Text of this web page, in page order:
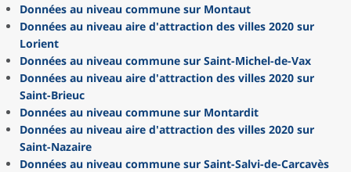
Données au niveau commune sur Montaut
Données au niveau aire d'attraction des villes 2020 sur
Lorient
Données au niveau commune sur Saint-Michel-de-Vax
Données au niveau aire d'attraction des villes 2020 sur
Saint-Brieuc
Données au niveau commune sur Montardit
Données au niveau aire d'attraction des villes 2020 sur
Saint-Nazaire
Données au niveau commune sur Saint-Salvi-de-Carcavès